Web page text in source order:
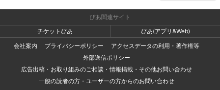
ぴあ関連サイト
チケットぴあ
ぴあ(アプリ&Web)
会社案内
プライバシーポリシー
アクセスデータの利用・著作権等
外部送信ポリシー
広告出稿・お取り組みのご相談・情報掲載・その他お問い合わせ
一般の読者の方・ユーザーの方からのお問い合わせ